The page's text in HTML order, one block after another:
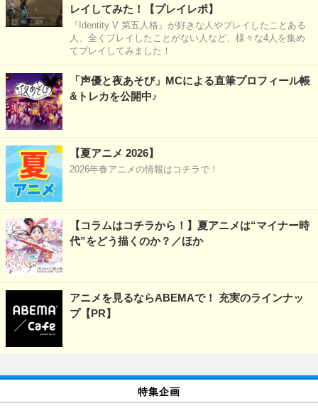
レイしてみた！【プレイレポ】
『Identity V 第五人格』が好きな人やプレイしたことある
人、全くプレイしたことがない人など、様々な4人を集め
てプレイしてみました！
「声優と夜あそび」MCによる直筆プロフィール帳
&トレカを公開中♪
【夏アニメ 2026】
2026年春アニメの情報はコチラで！
【コラムはコチラから！】夏アニメは“マイナー時
代”をどう描くのか？／ほか
アニメを見るならABEMAで！ 充実のラインナッ
プ【PR】
特集企画